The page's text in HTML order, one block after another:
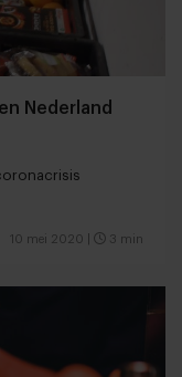
Nederland
10 mei 2020 3 min